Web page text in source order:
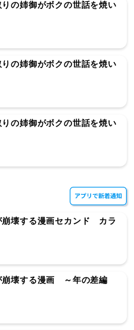
の姉御がボクの世話を焼い
の姉御がボクの世話を焼い
の姉御がボクの世話を焼い
崩壊する漫画セカンド カラ
崩壊する漫画 ～年の差編